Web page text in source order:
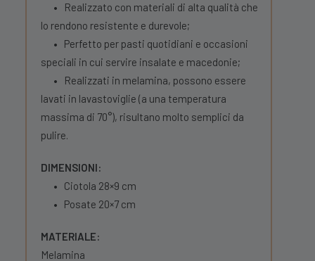
•
Realizzato con materiali di alta qualità che
lo rendono resistente e durevole;
• Perfetto per pasti quotidiani e occasioni
speciali in cui servire insalate e macedonie;
•
Realizzati in melamina, possono essere
lavati in lavastoviglie (a una temperatura
massima di 70°), risultano molto semplici da
pulire.
DIMENSIONI:
• Ciotola 28×9 cm
• Posate 20×7 cm
MATERIALE:
Melamina